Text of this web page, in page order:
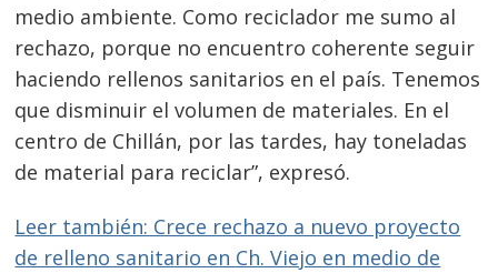
medio ambiente. Como reciclador me sumo al
rechazo, porque no encuentro coherente seguir
haciendo rellenos sanitarios en el país. Tenemos
que disminuir el volumen de materiales. En el
centro de Chillán, por las tardes, hay toneladas
de material para reciclar”, expresó.
Leer también: Crece rechazo a nuevo proyecto
de relleno sanitario en Ch. Viejo en medio de